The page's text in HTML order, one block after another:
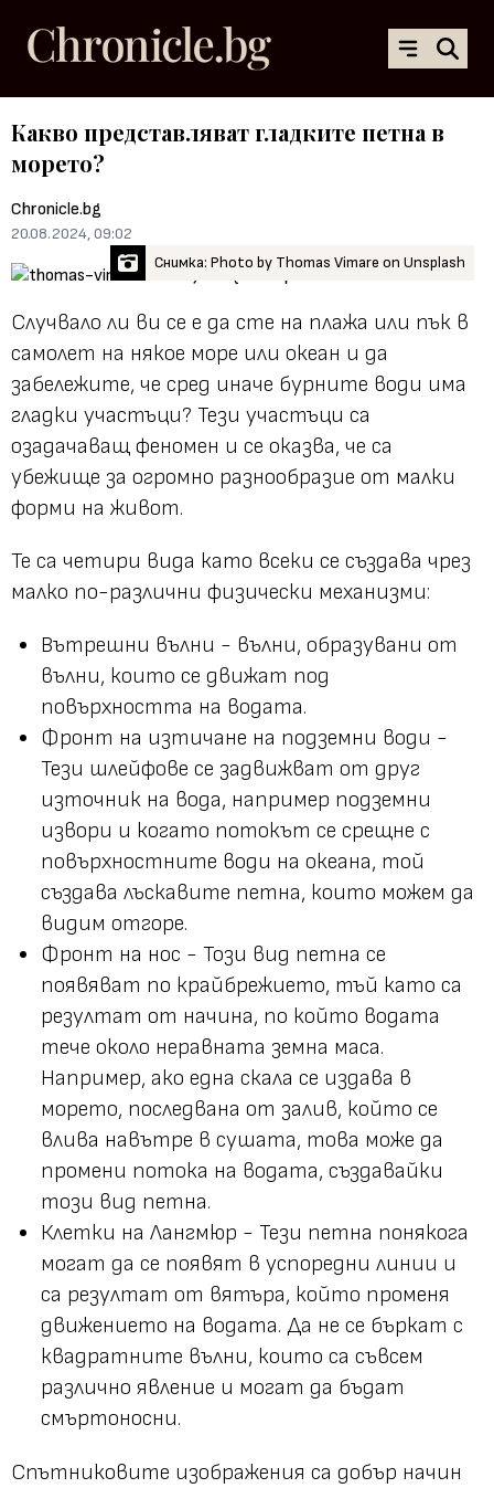
Какво представляват гладките петна в
морето?
Chronicle.bg
20.08.2024, 09:02
Снимка: Photo by Thomas Vimare on Unsplash
Случвало ли ви се е да сте на плажа или пък в
самолет на някое море или океан и да
забележите, че сред иначе бурните води има
гладки участъци? Тези участъци са
озадачаващ феномен и се оказва, че са
убежище за огромно разнообразие от малки
форми на живот.
Те са четири вида като всеки се създава чрез
малко по-различни физически механизми:
Вътрешни вълни - вълни, образувани от
вълни, които се движат под
повърхността на водата.
Фронт на изтичане на подземни води -
Тези шлейфове се задвижват от друг
източник на вода, например подземни
извори и когато потокът се срещне с
повърхностните води на океана, той
създава лъскавите петна, които можем да
видим отгоре.
Фронт на нос - Този вид петна се
появяват по крайбрежието, тъй като са
резултат от начина, по който водата
тече около неравната земна маса.
Например, ако една скала се издава в
морето, последвана от залив, който се
влива навътре в сушата, това може да
промени потока на водата, създавайки
този вид петна.
Клетки на Лангмюр - Тези петна понякога
могат да се появят в успоредни линии и
са резултат от вятъра, който променя
движението на водата. Да не се бъркат с
квадратните вълни, които са съвсем
различно явление и могат да бъдат
смъртоносни.
Спътниковите изображения са добър начин